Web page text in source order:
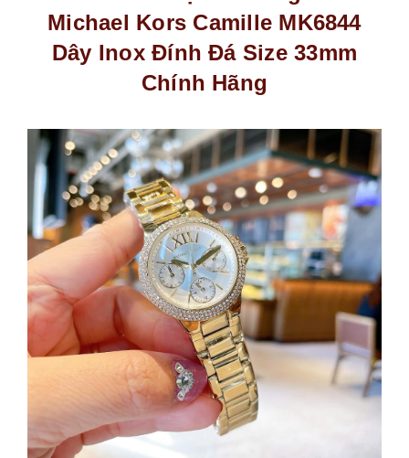
Michael Kors Camille MK6844
Dây Inox Đính Đá Size 33mm
Chính Hãng